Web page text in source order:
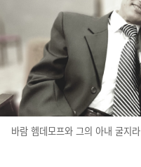
바람 헴데모프와 그의 아내 굴지라